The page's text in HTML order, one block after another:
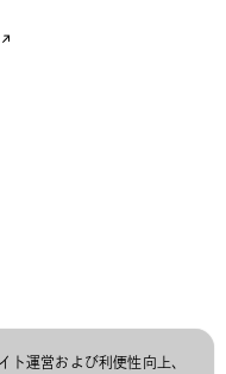
ト運営および利便性向上、